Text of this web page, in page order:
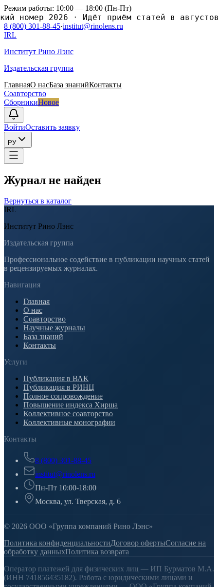
Режим работы: 10:00 — 18:00 (Пн-Пт)
2026·Идёт приём статей в
8 (800) 301-88-45·institut@rinolens.ru
IRL
Институт Рино Лэнс
Издательская группа
ГлавнаяО насБаза знанийКонтакты
Соавторство
СборникиНовое
ВойтиОставить заявку
РУ
Журнал не найден
Вернуться в каталог
IRL
Институт Рино Лэнс
Издательская группа
Профессиональное содействие в публикации научных статей
в рецензируемых журналах.
Навигация
Главная
О нас
Соавторство
Научные журналы
База знаний
Контакты
Услуги
Публикация в ВАК
Публикация в РИНЦ
Полное сопровождение
Повышение индекса Хирша
Коллективное соавторство
Коллективные монографии
Контакты
8 (800) 301-88-45
institut@rinolens.ru
Пн-Пт 10:00-18:00
Москва, ул. Тверская, д. 6
© 2026 ООО «Группа компаний Рино Лэнс»
Политика конфиденциальностиДоговор офертыСогласие на
обработку данныхПолитика возврата
Оператор платежей для физических лиц — ИП Бурматов М.А.
(ИНН 741856435182). Работа с юридическими лицами и